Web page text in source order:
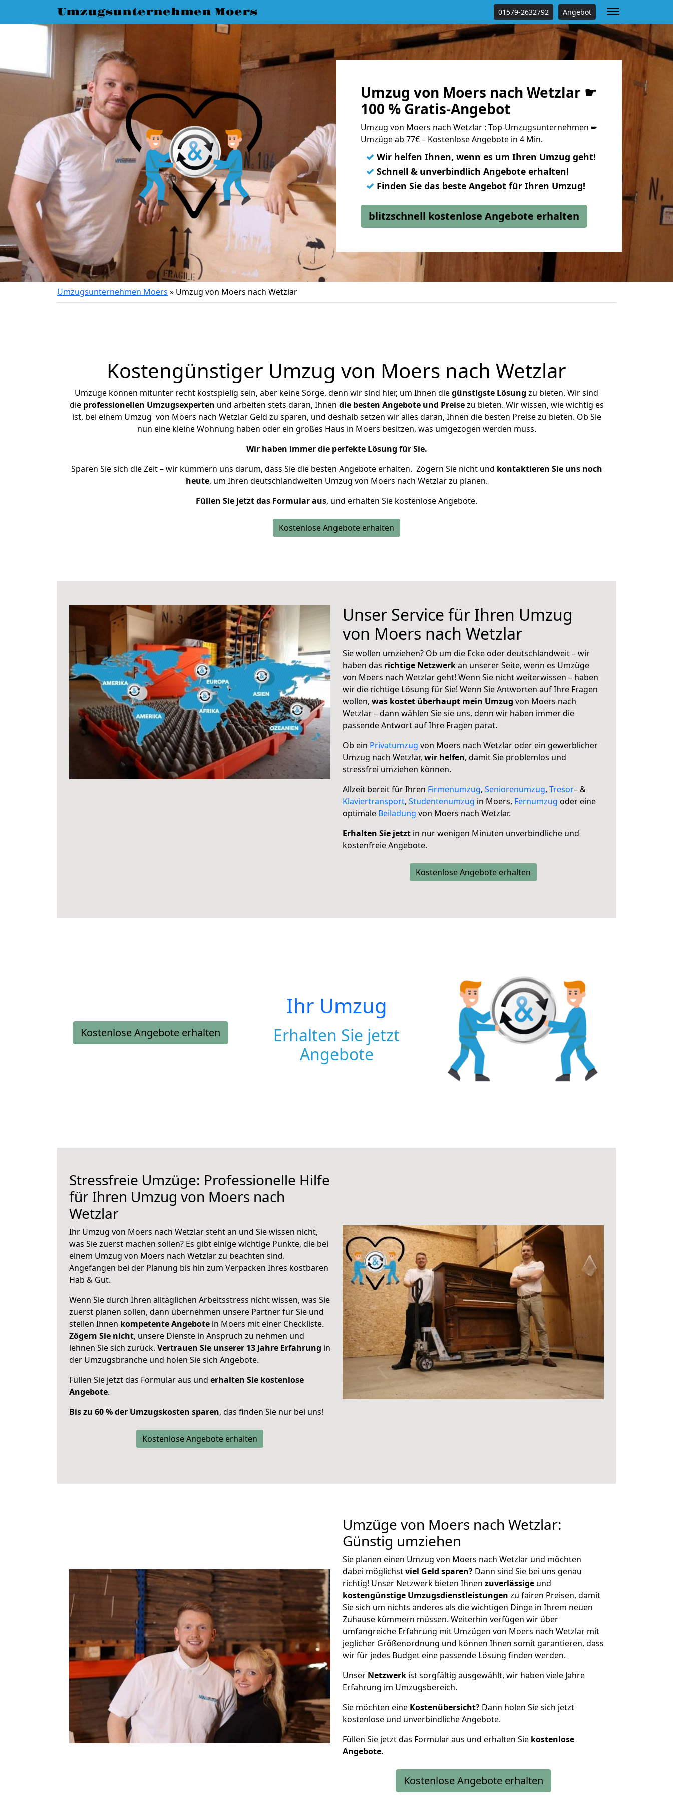
Umzugsunternehmen Moers 01579-2632792 Angebot
Umzug von Moers nach Wetzlar ☛
100 % Gratis-Angebot
Umzug von Moers nach Wetzlar : Top-Umzugsunternehmen ➨
Umzüge ab 77€ – Kostenlose Angebote in 4 Min.
✓ Wir helfen Ihnen, wenn es um Ihren Umzug geht!
✓ Schnell & unverbindlich Angebote erhalten!
✓ Finden Sie das beste Angebot für Ihren Umzug!
blitzschnell kostenlose Angebote erhalten
Umzugsunternehmen Moers » Umzug von Moers nach Wetzlar
Kostengünstiger Umzug von Moers nach Wetzlar
Umzüge können mitunter recht kostspielig sein, aber keine Sorge, denn wir sind hier, um Ihnen diegünstigste Lösung zu bieten. Wir sind
die professionellen Umzugsexperten und arbeiten stets daran, Ihnen die besten Angebote und Preisezu bieten. Wir wissen, wie wichtig es
ist, bei einem Umzug von Moers nach Wetzlar Geld zu sparen, und deshalb setzen wir alles daran, Ihnen die besten Preise zu bieten. Ob Sie
nun eine kleine Wohnung haben oder ein großes Haus in Moers besitzen, was umgezogen werden muss.
Wir haben immer die perfekte Lösung für Sie.
Sparen Sie sich die Zeit – wir kümmern uns darum, dass Sie die besten Angebote erhalten. Zögern Sie nicht und kontaktieren Sie uns noch
heute, um Ihren deutschlandweiten Umzug von Moers nach Wetzlar zu planen.
Füllen Sie jetzt das Formular aus, und erhalten Sie kostenlose Angebote.
Kostenlose Angebote erhalten
Unser Service für Ihren Umzug
von Moers nach Wetzlar
Sie wollen umziehen? Ob um die Ecke oder deutschlandweit – wir
haben das richtige Netzwerkan unserer Seite, wenn es Umzüge
von Moers nach Wetzlar geht! Wenn Sie nicht weiterwissen – haben
wir die richtige Lösung für Sie! Wenn Sie Antworten auf Ihre Fragen
wollen, was kostet überhaupt mein Umzug von Moers nach
Wetzlar – dann wählen Sie sie uns, denn wir haben immer die
passende Antwort auf Ihre Fragen parat.
Ob ein Privatumzug von Moers nach Wetzlar oder ein gewerblicher
Umzug nach Wetzlar, wir helfen, damit Sie problemlos und
stressfrei umziehen können.
Allzeit bereit für Ihren Firmenumzug, Seniorenumzug, Tresor– &
Klaviertransport, Studentenumzug in Moers, Fernumzug oder eine
optimale Beiladung von Moers nach Wetzlar.
Erhalten Sie jetzt in nur wenigen Minuten unverbindliche und
kostenfreie Angebote.
Kostenlose Angebote erhalten
Kostenlose Angebote erhalten
Ihr Umzug
Erhalten Sie jetzt
Angebote
Stressfreie Umzüge: Professionelle Hilfe
für Ihren Umzug von Moers nach
Wetzlar
Ihr Umzug von Moers nach Wetzlar steht an und Sie wissen nicht,
was Sie zuerst machen sollen? Es gibt einige wichtige Punkte, die bei
einem Umzug von Moers nach Wetzlar zu beachten sind.
Angefangen bei der Planung bis hin zum Verpacken Ihres kostbaren
Hab & Gut.
Wenn Sie durch Ihren alltäglichen Arbeitsstress nicht wissen, was Sie
zuerst planen sollen, dann übernehmen unsere Partner für Sie und
stellen Ihnen kompetente Angebote in Moers mit einer Checkliste.
Zögern Sie nicht, unsere Dienste in Anspruch zu nehmen und
lehnen Sie sich zurück. Vertrauen Sie unserer 13 Jahre Erfahrung in
der Umzugsbranche und holen Sie sich Angebote.
Füllen Sie jetzt das Formular aus und erhalten Sie kostenlose
Angebote.
Bis zu 60 % der Umzugskosten sparen, das finden Sie nur bei uns!
Kostenlose Angebote erhalten
Umzüge von Moers nach Wetzlar:
Günstig umziehen
Sie planen einen Umzug von Moers nach Wetzlar und möchten
dabei möglichstviel Geld sparen? Dann sind Sie bei uns genau
richtig! Unser Netzwerk bieten Ihnen zuverlässige und
kostengünstige Umzugsdienstleistungen zu fairen Preisen, damit
Sie sich um nichts anderes als die wichtigen Dinge in Ihrem neuen
Zuhause kümmern müssen. Weiterhin verfügen wir über
umfangreiche Erfahrung mit Umzügen von Moers nach Wetzlar mit
jeglicher Größenordnung und können Ihnen somit garantieren, dass
wir für jedes Budget eine passende Lösung finden werden.
Unser Netzwerk ist sorgfältig ausgewählt, wir haben viele Jahre
Erfahrung im Umzugsbereich.
Sie möchten eine Kostenübersicht? Dann holen Sie sich jetzt
kostenlose und unverbindliche Angebote.
Füllen Sie jetzt das Formular aus und erhalten Sie kostenlose
Angebote.
Kostenlose Angebote erhalten